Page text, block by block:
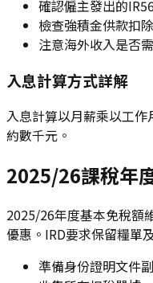
確認僱主發出的
檢查強積金供款扣除
注意海外收入是否
入息計算方式詳解
入息計算以月薪乘以工
約數千元。
2025/26課稅年
2025/26年度基本免稅額
優惠。IRD要求保留糧單
準備身份證明文件